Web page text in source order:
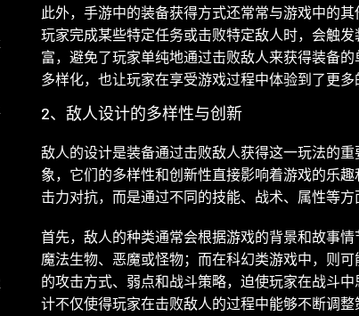
此外，手游中的装备获得方式还常常与游戏中的
玩家完成某些特定任务或击败特定敌人时，会触
富，避免了玩家单纯地通过击败敌人来获得装备
多样化，也让玩家在享受游戏过程中体验到了更多
2、敌人设计的多样性与创新
敌人的设计是装备通过击败敌人获得这一玩法的
象，它们的多样性和创新性直接影响着游戏的乐
击力对抗，而是通过不同的技能、战术、属性等方
首先，敌人的种类通常会根据游戏的背景和故事
魔法生物、恶魔或怪物；而在科幻类游戏中，则
的攻击方式、弱点和战斗策略，迫使玩家在战斗
计不仅使得玩家在击败敌人的过程中能够不断调